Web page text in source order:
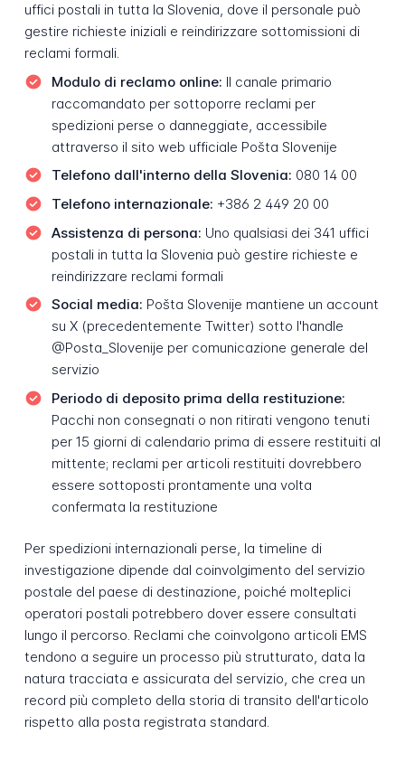
uffici postali in tutta la Slovenia, dove il personale può
gestire richieste iniziali e reindirizzare sottomissioni di
reclami formali.
Modulo di reclamo online: Il canale primario
raccomandato per sottoporre reclami per
spedizioni perse o danneggiate, accessibile
attraverso il sito web ufficiale Pošta Slovenije
Telefono dall'interno della Slovenia: 080 14 00
Telefono internazionale: +386 2 449 20 00
Assistenza di persona: Uno qualsiasi dei 341 uffici
postali in tutta la Slovenia può gestire richieste e
reindirizzare reclami formali
Social media: Pošta Slovenije mantiene un account
su X (precedentemente Twitter) sotto l'handle
@Posta_Slovenije per comunicazione generale del
servizio
Periodo di deposito prima della restituzione:
Pacchi non consegnati o non ritirati vengono tenuti
per 15 giorni di calendario prima di essere restituiti al
mittente; reclami per articoli restituiti dovrebbero
essere sottoposti prontamente una volta
confermata la restituzione
Per spedizioni internazionali perse, la timeline di
investigazione dipende dal coinvolgimento del servizio
postale del paese di destinazione, poiché molteplici
operatori postali potrebbero dover essere consultati
lungo il percorso. Reclami che coinvolgono articoli EMS
tendono a seguire un processo più strutturato, data la
natura tracciata e assicurata del servizio, che crea un
record più completo della storia di transito dell'articolo
rispetto alla posta registrata standard.